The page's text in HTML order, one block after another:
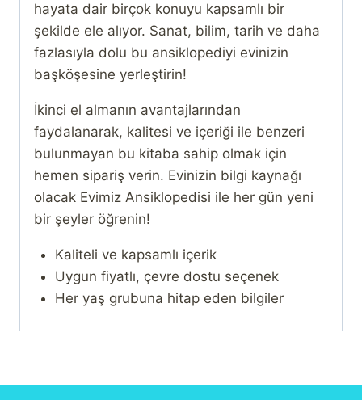
hayata dair birçok konuyu kapsamlı bir
şekilde ele alıyor. Sanat, bilim, tarih ve daha
fazlasıyla dolu bu ansiklopediyi evinizin
başköşesine yerleştirin!
İkinci el almanın avantajlarından
faydalanarak, kalitesi ve içeriği ile benzeri
bulunmayan bu kitaba sahip olmak için
hemen sipariş verin. Evinizin bilgi kaynağı
olacak Evimiz Ansiklopedisi ile her gün yeni
bir şeyler öğrenin!
Kaliteli ve kapsamlı içerik
Uygun fiyatlı, çevre dostu seçenek
Her yaş grubuna hitap eden bilgiler